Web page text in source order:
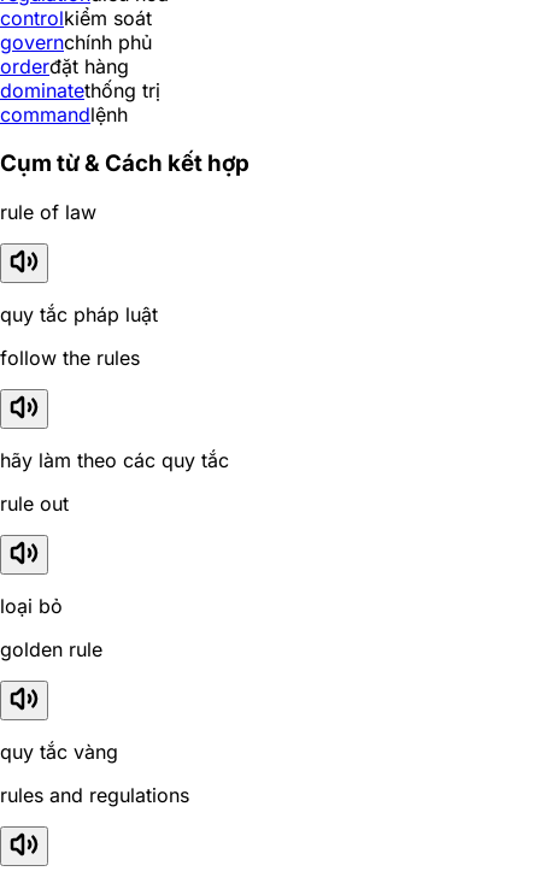
controlkiểm soát
governchính phủ
orderđặt hàng
dominatethống trị
commandlệnh
Cụm từ & Cách kết hợp
rule of law
quy tắc pháp luật
follow the rules
hãy làm theo các quy tắc
rule out
loại bỏ
golden rule
quy tắc vàng
rules and regulations